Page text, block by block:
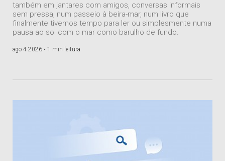
também em jantares com amigos, conversas informais
sem pressa, num passeio à beira-mar, num livro que
finalmente tivemos tempo para ler ou simplesmente numa
pausa ao sol com o mar como barulho de fundo.
ago 4 2026 • 1 min leitura